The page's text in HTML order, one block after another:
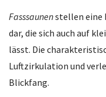
Fasssaunenstellen eine
dar, die sich auch auf
lässt. Die
Luftzirkulation und
Blickfang.